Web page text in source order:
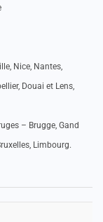
Nice, Nantes,
Douai et Lens,
– Brugge, Gand
Limbourg.